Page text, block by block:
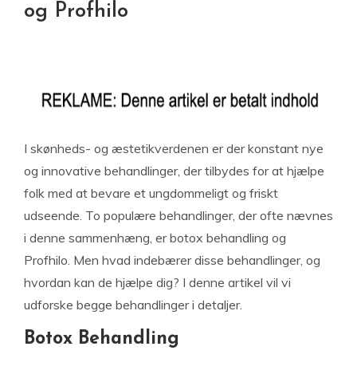
og Profhilo
I skønheds- og æstetikverdenen er der konstant nye
og innovative behandlinger, der tilbydes for at hjælpe
folk med at bevare et ungdommeligt og friskt
udseende. To populære behandlinger, der ofte nævnes
i denne sammenhæng, er botox behandling og
Profhilo. Men hvad indebærer disse behandlinger, og
hvordan kan de hjælpe dig? I denne artikel vil vi
udforske begge behandlinger i detaljer.
Botox Behandling